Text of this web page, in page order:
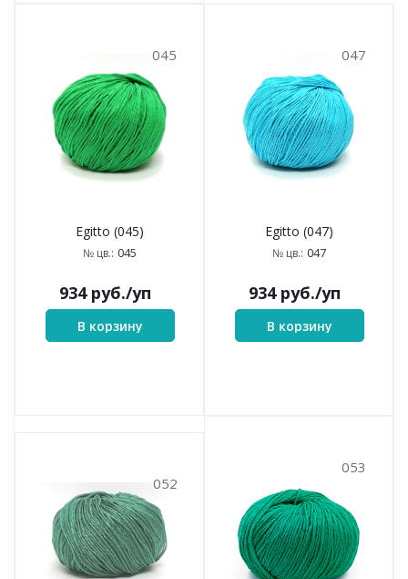
045
Egitto (045)
№ цв.: 045
934руб./уп
В корзину
047
Egitto (047)
№ цв.: 047
934руб./уп
В корзину
052
053